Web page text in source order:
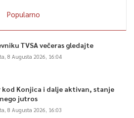
Popularno
TVSA večeras gledajte
8 Augusta 2026, 16:04
kod Konjica i dalje aktivan, stanje
jutros
8 Augusta 2026, 16:03